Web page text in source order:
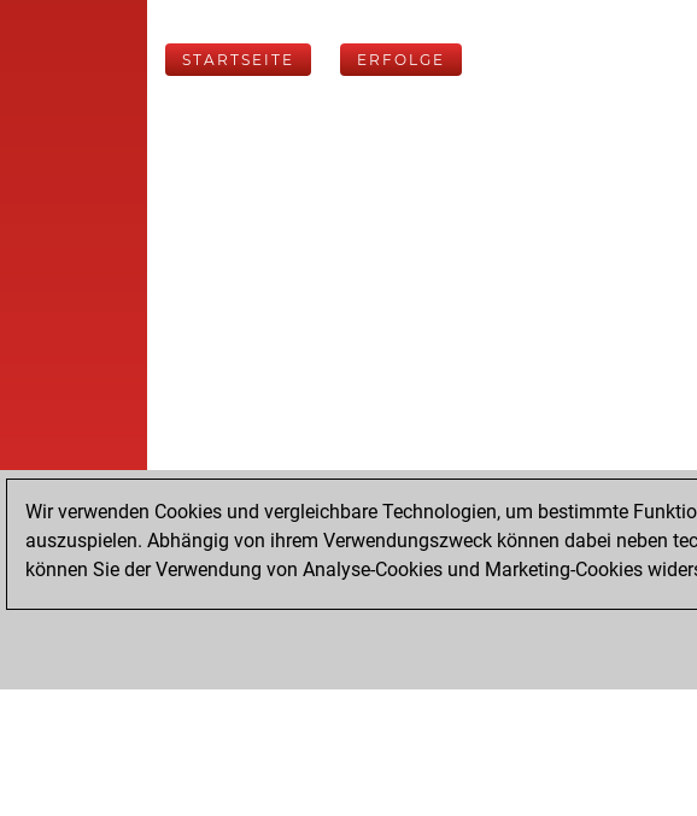
STARTSEITE ERFOLGE
Wir verwenden Cookies und vergleichbare Technologien, um bestimmte
auszuspielen. Abhängig von ihrem Verwendungszweck können dabei neben
können Sie der Verwendung von Analyse-Cookies und Marketing-Cookies